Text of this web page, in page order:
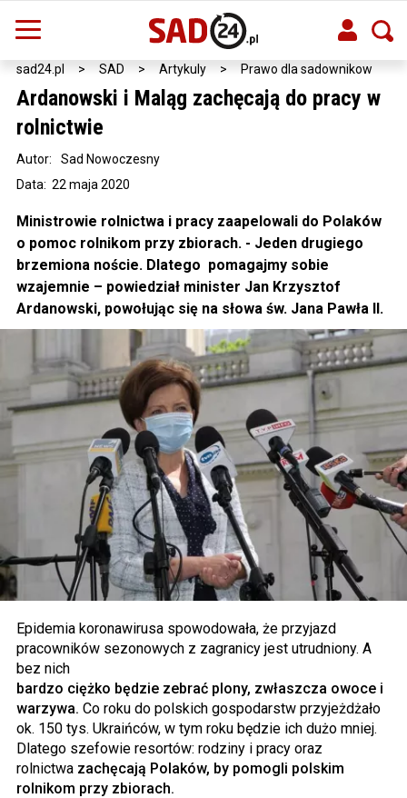
sad24.pl > SAD > Artykuly > Prawo dla sadownikow
Ardanowski i Maląg zachęcają do pracy w
rolnictwie
Data: 22 maja 2020
Autor: Sad Nowoczesny
Ministrowie rolnictwa i pracy zaapelowali do Polaków
o pomoc rolnikom przy zbiorach. - Jeden drugiego
brzemiona noście. Dlatego pomagajmy sobie
wzajemnie – powiedział minister Jan Krzysztof
Ardanowski, powołując się na słowa św. Jana Pawła II.
Epidemia koronawirusa spowodowała, że przyjazd
pracowników sezonowych z zagranicy jest utrudniony. A
bez nich
bardzo ciężko będzie zebrać plony, zwłaszcza owoce i
warzywa. Co roku do polskich gospodarstw przyjeżdżało
ok. 150 tys. Ukraińców, w tym roku będzie ich dużo mniej.
Dlatego szefowie resortów: rodziny i pracy oraz
rolnictwa zachęcają Polaków, by pomogli polskim
rolnikom przy zbiorach.